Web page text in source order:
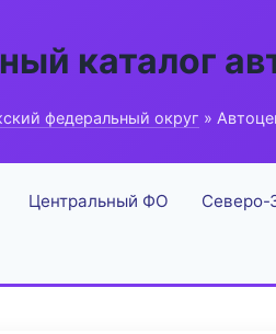
каталог
федеральный округ »
Центральный ФО